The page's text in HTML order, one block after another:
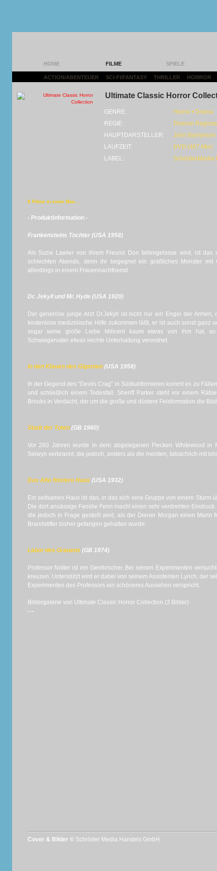
HOME FILME SPIELE
ACTION/ABENTEUER SCI-FI/FANTASY THRILLER HORROR
Ultimate Classic Horror
GENRE:
Horror • Drama
REGIE:
Diverse
HAUPTDARSTELLER:
John Barrymore
LAUFZEIT:
DVD (467 Min)
LABEL:
SchröderMedia
6 Filme in einer Box ...
- Produktinformation -
Frankensteins Tochter (USA 1958)
Als Suzie Lawler von ihrem Freund Don fallengelasse wird, ist das
schlechten Abends, denn ihr begegnet ein gräßliches Monster mit
allerdings in einem Frauennachthemd.
Dr. Jekyll und Mr. Hyde (USA 1920)
Der generöse junge Arzt Dr.Jekyll ist nicht nur ein Engel der
kostenlose medizinische Hilfe zukommen läßt, er ist auch sonst ganz
sogar seine große Liebe Milicent kaum etwas von ihm hat,
Schwiegervater etwas leichte Unterhaltung verordnet.
In den Klauen des Giganten(USA 1958)
In der Gegend des "Devils Crag" in Südkalifornieren kommt es zu
und schließlich einem Todesfall. Sheriff Parker steht vor einem
Brooks in Verdacht, der um die große und düstere Felsformation die
Stadt der Toten(GB 1960)
Vor 260 Jahren wurde in dem abgelegenen Flecken Whitewood in
Selwyn verbrannt, die jedoch, anders als die meisten, tatsächlich mit
Das Alte finstere Haus (USA 1932)
Ein seltsames Haus ist das, in das sich eine Gruppe von einem Sturm
Die dort ansässige Familie Fenn macht einen sehr verdrehten
die jedoch in Frage gestellt wird, als der Diener Morgan einen Mann
Brandstifter bisher gefangen gehalten wurde.
Labor des Grauens (GB 1974)
Professor Nolter ist ein Genforscher. Bei seinen Experimenten
kreuzen. Unterstützt wird er dabei von seinem Assistenten Lynch, der
Experimenten des Professors ein schöneres Aussehen verspricht.
Bildergalerie von Ultimate Classic Horror Collection (3 Bilder)
Cover & Bilder © Schröder Media Handels GmbH